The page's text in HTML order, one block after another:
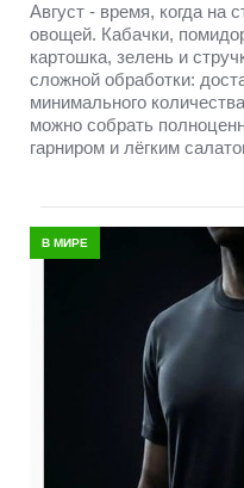
Август - время, когда на
овощей. Кабачки,
картошка, зелень и
сложной обработки:
минимального
можно собрать
гарниром и лёгким
В МИРЕ